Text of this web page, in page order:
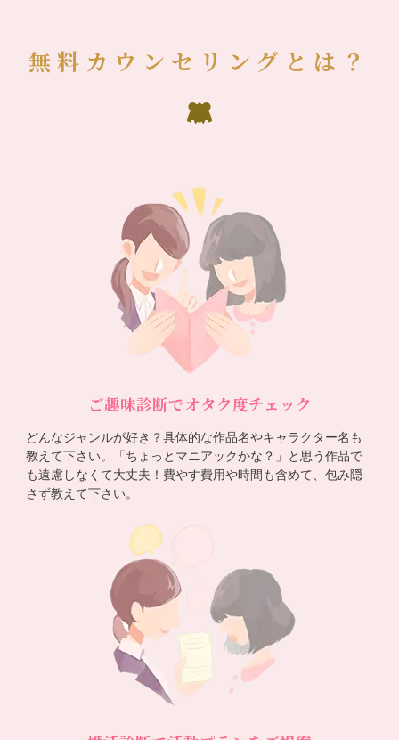
無料カウンセリングとは？
ご趣味診断でオタク度チェック
どんなジャンルが好き？具体的な作品名やキャラクター名も
教えて下さい。「ちょっとマニアックかな？」と思う作品で
も遠慮しなくて大丈夫！費やす費用や時間も含めて、包み隠
さず教えて下さい。